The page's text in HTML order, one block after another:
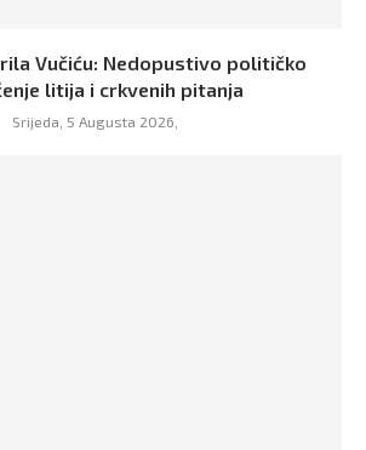
Vučiću: Nedopustivo političko
litija i crkvenih pitanja
Srijeda, 5 Augusta 2026,